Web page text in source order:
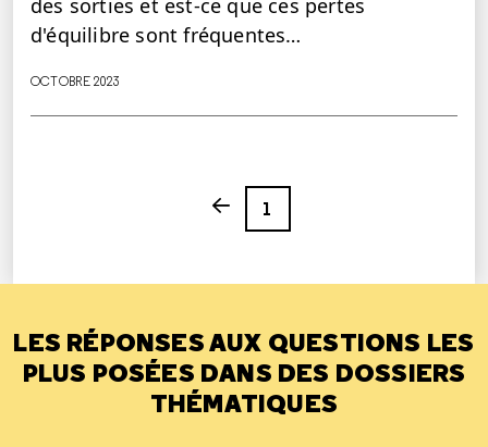
des sorties et est-ce que ces pertes
d'équilibre sont fréquentes…
OCTOBRE 2023
Previous page
Page
1
LES RÉPONSES AUX QUESTIONS LES
PLUS POSÉES DANS DES DOSSIERS
THÉMATIQUES